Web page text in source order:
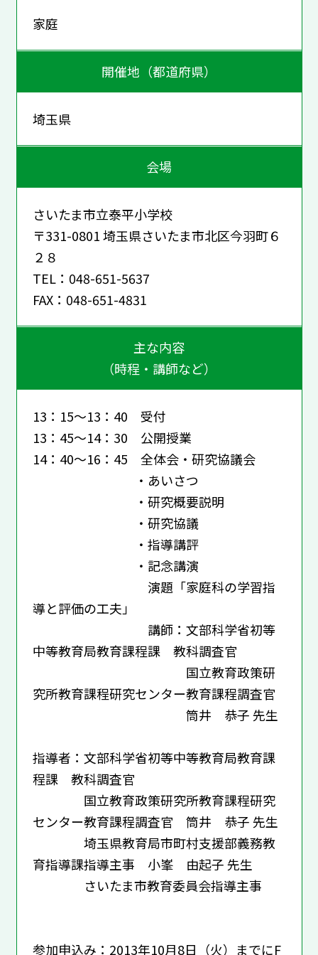
家庭
開催地（都道府県）
埼玉県
会場
さいたま市立泰平小学校
〒331-0801 埼玉県さいたま市北区今羽町６
２８
TEL：048-651-5637
FAX：048-651-4831
主な内容
（時程・講師など）
13：15～13：40 受付
13：45～14：30 公開授業
14：40～16：45 全体会・研究協議会
・あいさつ
・研究概要説明
・研究協議
・指導講評
・記念講演
演題「家庭科の学習指
導と評価の工夫」
講師：文部科学省初等
中等教育局教育課程課 教科調査官
国立教育政策研
究所教育課程研究センター教育課程調査官
筒井 恭子 先生
指導者：文部科学省初等中等教育局教育課
程課 教科調査官
国立教育政策研究所教育課程研究
センター教育課程調査官 筒井 恭子 先生
埼玉県教育局市町村支援部義務教
育指導課指導主事 小峯 由起子 先生
さいたま市教育委員会指導主事
参加申込み：2013年10月8日（火）までにF